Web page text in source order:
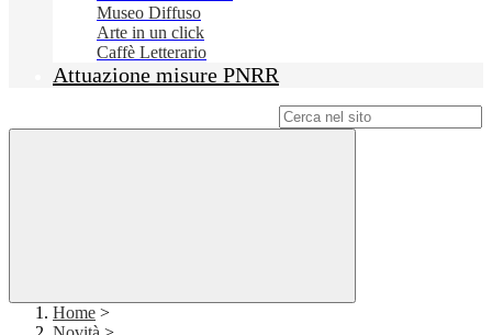
Museo Diffuso
Arte in un click
Caffè Letterario
Attuazione misure PNRR
Home >